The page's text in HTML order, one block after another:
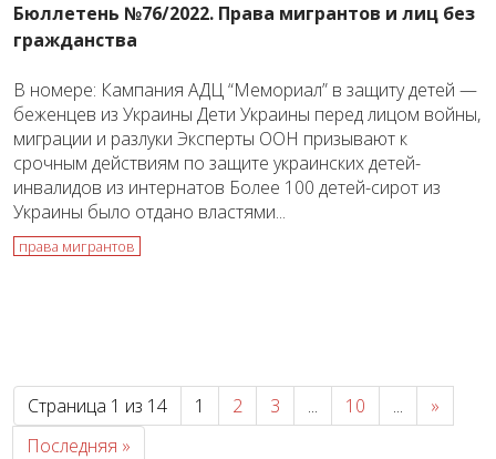
Бюллетень №76/2022. Права мигрантов и лиц без
гражданства
В номере: Кампания АДЦ “Мемориал” в защиту детей —
беженцев из Украины Дети Украины перед лицом войны,
миграции и разлуки Эксперты ООН призывают к
срочным действиям по защите украинских детей-
инвалидов из интернатов Более 100 детей-сирот из
Украины было отдано властями...
права мигрантов
Страница 1 из 14 1 2 3 ... 10 ...
»
Последняя »